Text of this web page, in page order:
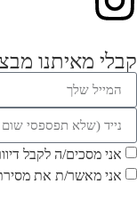
קבלי מאיתנו
אני מסכים/ה לקבל
אני מאשר/ת את